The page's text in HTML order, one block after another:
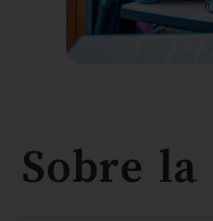
Sobre la